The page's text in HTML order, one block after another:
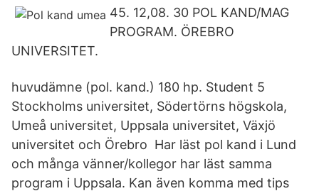
45. 12,08. 30 POL KAND/MAG
PROGRAM. ÖREBRO
UNIVERSITET.
huvudämne (pol. kand.) 180 hp. Student 5
Stockholms universitet, Södertörns högskola,
Umeå universitet, Uppsala universitet, Växjö
universitet och Örebro Har läst pol kand i Lund
och många vänner/kollegor har läst samma
program i Uppsala. Kan även komma med tips